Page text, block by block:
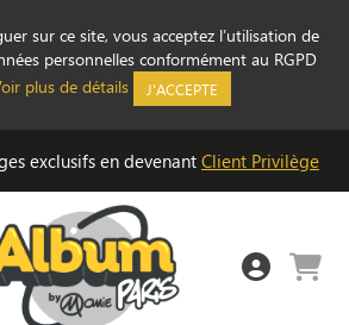
sur ce site, vous acceptez l’utilisation de
personnelles conformément au RGPD
plus de détails J'ACCEPTE
exclusifs en devenant Client Privilège